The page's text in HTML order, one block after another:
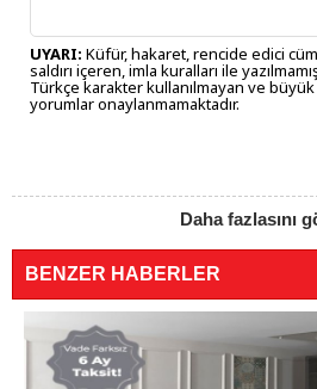
UYARI: Küfür, hakaret, rencide edici
saldırı içeren, imla kuralları ile
Türkçe karakter kullanılmayan ve büyük
yorumlar onaylanmamaktadır.
Daha fazlasını
BENZER HABERLER